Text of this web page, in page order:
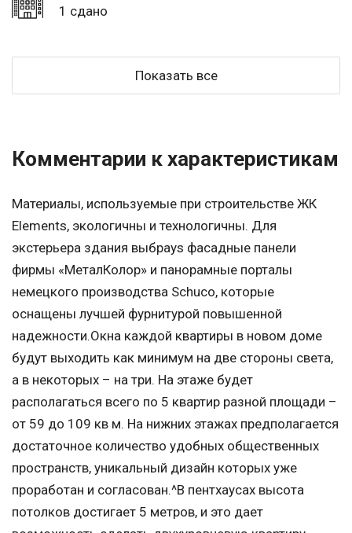
1 сдано
Показать все
Комментарии к характеристикам
Материалы, используемые при строительстве ЖК
Elements, экологичны и технологичны. Для
экстерьера здания выбраys фасадные панели
фирмы «МеталКолор» и панорамные порталы
немецкого производства Schuco, которые
оснащены лучшей фурнитурой повышенной
надежности.Окна каждой квартиры в новом доме
будут выходить как минимум на две стороны света,
а в некоторых – на три. На этаже будет
располагаться всего по 5 квартир разной площади –
от 59 до 109 кв м. На нижних этажах предполагается
достаточное количество удобных общественных
пространств, уникальный дизайн которых уже
проработан и согласован.^В пентхаусах высота
потолков достигает 5 метров, и это дает